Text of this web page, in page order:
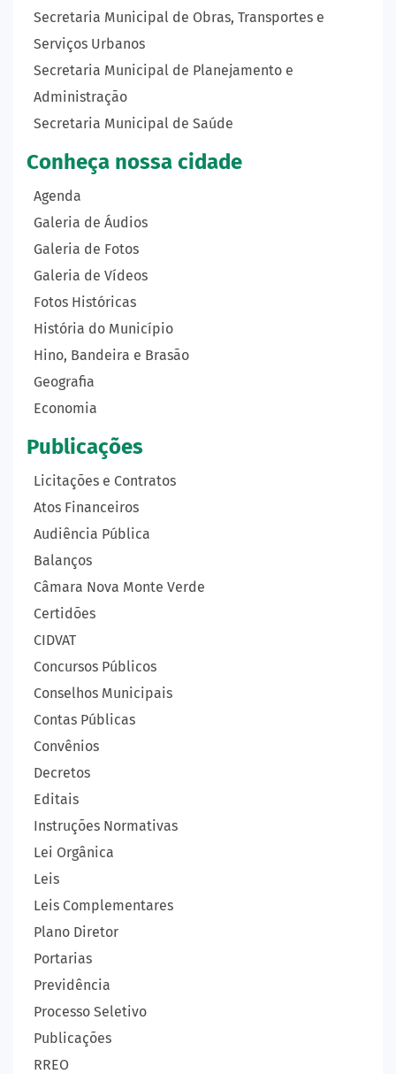
Secretaria Municipal de Obras, Transportes e
Serviços Urbanos
Secretaria Municipal de Planejamento e
Administração
Secretaria Municipal de Saúde
Conheça nossa cidade
Agenda
Galeria de Áudios
Galeria de Fotos
Galeria de Vídeos
Fotos Históricas
História do Município
Hino, Bandeira e Brasão
Geografia
Economia
Publicações
Licitações e Contratos
Atos Financeiros
Audiência Pública
Balanços
Câmara Nova Monte Verde
Certidões
CIDVAT
Concursos Públicos
Conselhos Municipais
Contas Públicas
Convênios
Decretos
Editais
Instruções Normativas
Lei Orgânica
Leis
Leis Complementares
Plano Diretor
Portarias
Previdência
Processo Seletivo
Publicações
RREO